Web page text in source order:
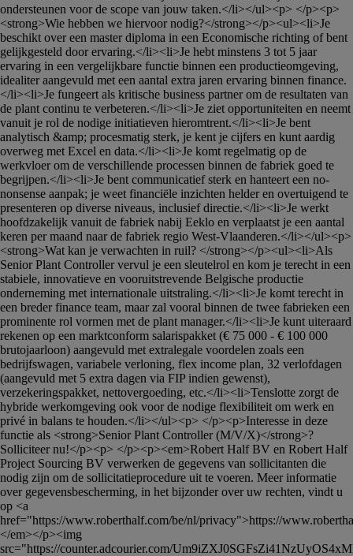
ondersteunen voor de scope van jouw taken.</li></ul><p> </p><p>
<strong>Wie hebben we hiervoor nodig?</strong></p><ul><li>Je
beschikt over een master diploma in een Economische richting of bent
gelijkgesteld door ervaring.</li><li>Je hebt minstens 3 tot 5 jaar
ervaring in een vergelijkbare functie binnen een productieomgeving,
idealiter aangevuld met een aantal extra jaren ervaring binnen finance.
</li><li>Je fungeert als kritische business partner om de resultaten van
de plant continu te verbeteren.</li><li>Je ziet opportuniteiten en neemt
vanuit je rol de nodige initiatieven hieromtrent.</li><li>Je bent
analytisch &amp; procesmatig sterk, je kent je cijfers en kunt aardig
overweg met Excel en data.</li><li>Je komt regelmatig op de
werkvloer om de verschillende processen binnen de fabriek goed te
begrijpen.</li><li>Je bent communicatief sterk en hanteert een no-
nonsense aanpak; je weet financiële inzichten helder en overtuigend te
presenteren op diverse niveaus, inclusief directie.</li><li>Je werkt
hoofdzakelijk vanuit de fabriek nabij Eeklo en verplaatst je een aantal
keren per maand naar de fabriek regio West-Vlaanderen.</li></ul><p>
<strong>Wat kan je verwachten in ruil? </strong></p><ul><li>Als
Senior Plant Controller vervul je een sleutelrol en kom je terecht in een
stabiele, innovatieve en vooruitstrevende Belgische productie
onderneming met internationale uitstraling.</li><li>Je komt terecht in
een breder finance team, maar zal vooral binnen de twee fabrieken een
prominente rol vormen met de plant manager.</li><li>Je kunt uiteraard
rekenen op een marktconform salarispakket (€ 75 000 - € 100 000
brutojaarloon) aangevuld met extralegale voordelen zoals een
bedrijfswagen, variabele verloning, flex income plan, 32 verlofdagen
(aangevuld met 5 extra dagen via FIP indien gewenst),
verzekeringspakket, nettovergoeding, etc.</li><li>Tenslotte zorgt de
hybride werkomgeving ook voor de nodige flexibiliteit om werk en
privé in balans te houden.</li></ul><p> </p><p>Interesse in deze
functie als <strong>Senior Plant Controller (M/V/X)</strong>?
Solliciteer nu!</p><p> </p><p><em>Robert Half BV en Robert Half
Project Sourcing BV verwerken de gegevens van sollicitanten die
nodig zijn om de sollicitatieprocedure uit te voeren. Meer informatie
over gegevensbescherming, in het bijzonder over uw rechten, vindt u
op <a
href="https://www.roberthalf.com/be/nl/privacy">https://
</em></p><img
src="https://counter.adcourier.com/